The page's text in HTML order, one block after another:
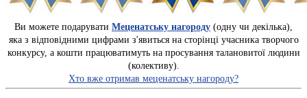
Ви можете подарувати Меценатську нагороду (одну чи декілька),
яка з відповідними цифрами з'явиться на сторінці учасника творчого
конкурсу, а кошти працюватимуть на просування талановитої людини
(колективу).
Хто вже отримав меценатську нагороду?